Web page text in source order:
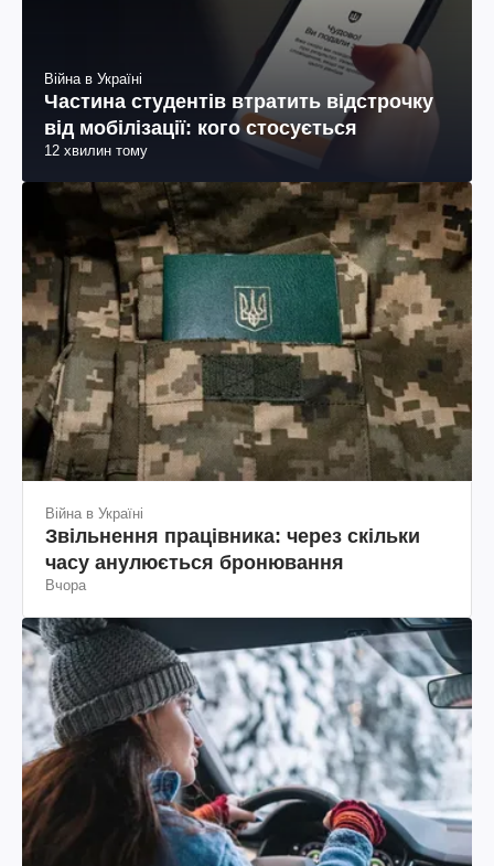
Війна в Україні
Частина студентів втратить відстрочку
від мобілізації: кого стосується
12 хвилин тому
Війна в Україні
Звільнення працівника: через скільки
часу анулюється бронювання
Вчора